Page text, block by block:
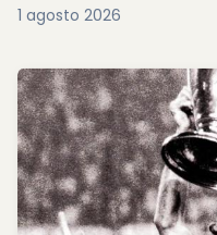
1 agosto 2026